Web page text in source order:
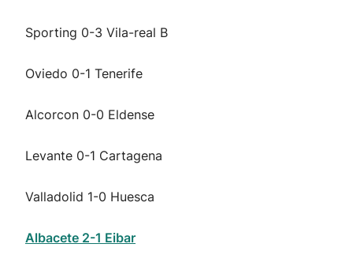
Sporting 0-3 Vila-real B
Oviedo 0-1 Tenerife
Alcorcon 0-0 Eldense
Levante 0-1 Cartagena
Valladolid 1-0 Huesca
Albacete 2-1 Eibar